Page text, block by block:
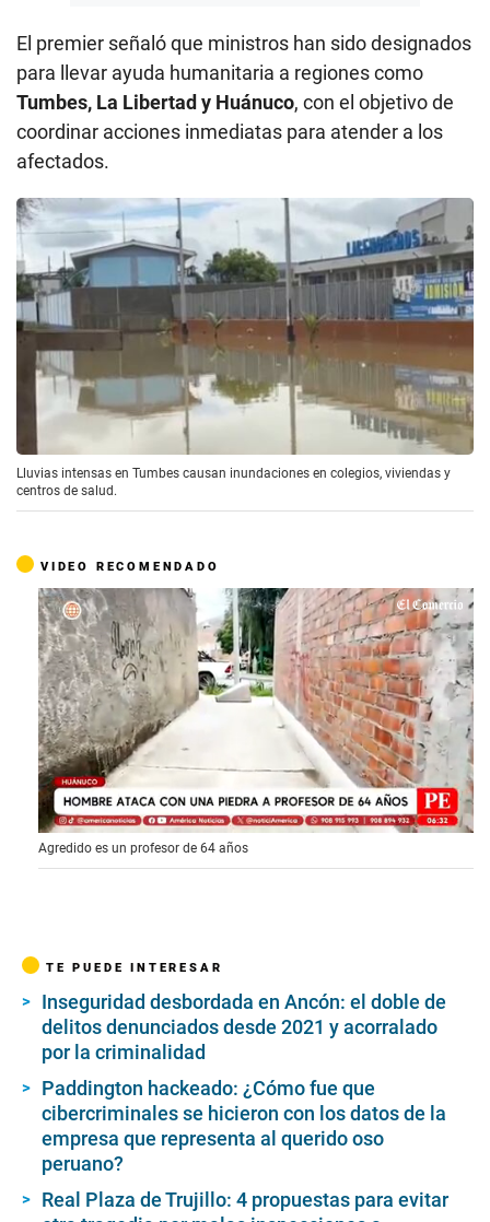
El premier señaló que ministros han sido designados
para llevar ayuda humanitaria a regiones como
Tumbes, La Libertad y Huánuco, con el objetivo de
coordinar acciones inmediatas para atender a los
afectados.
Lluvias intensas en Tumbes causan inundaciones en colegios, viviendas y
centros de salud.
VIDEO RECOMENDADO
0
s
e
s
2
m
n
u
e
s
1
0
s
Agredido es un profesor de 64 años
TE PUEDE INTERESAR
Inseguridad desbordada en Ancón: el doble de
delitos denunciados desde 2021 y acorralado
por la criminalidad
Paddington hackeado: ¿Cómo fue que
cibercriminales se hicieron con los datos de la
empresa que representa al querido oso
peruano?
Real Plaza de Trujillo: 4 propuestas para evitar